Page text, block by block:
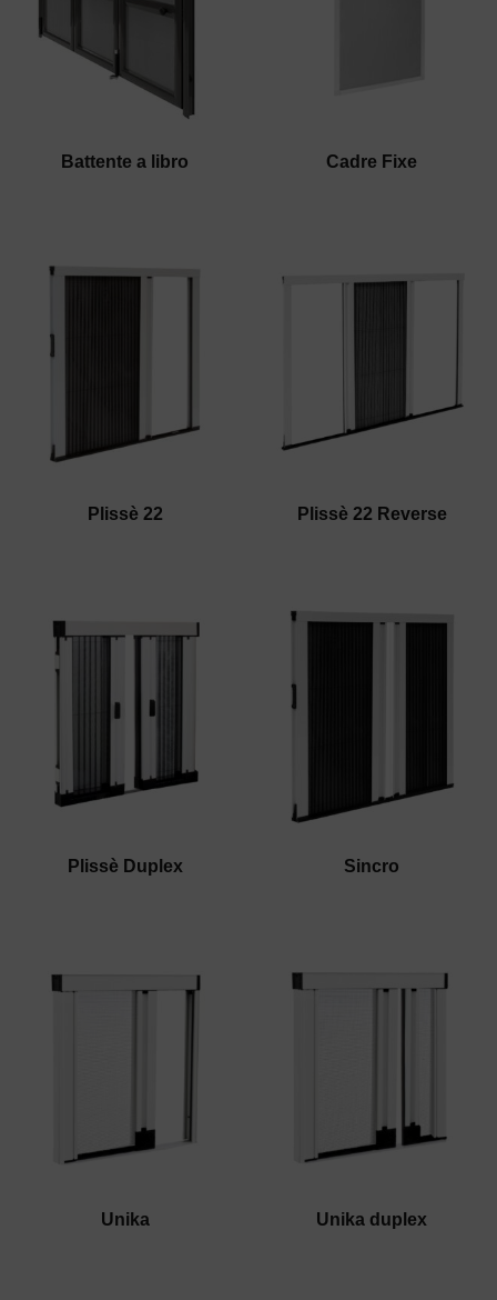
Battente a libro Cadre Fixe
Plissè 22​ Plissè 22 Reverse
Plissè Duplex Sincro
Unika Unika duplex